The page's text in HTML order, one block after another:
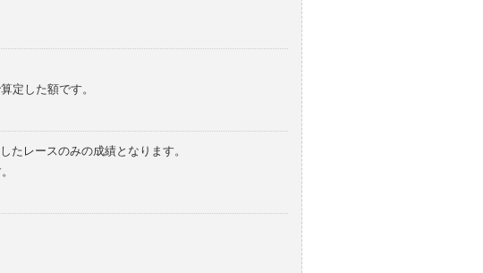
定した額です。
たレースのみの成績となります。